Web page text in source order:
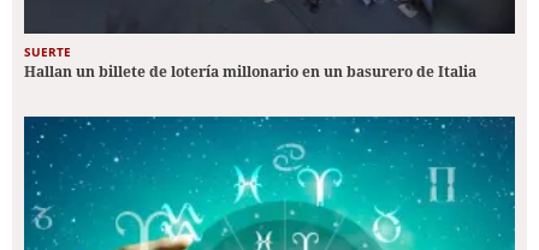
SUERTE
Hallan un billete de lotería millonario en un basurero de Italia